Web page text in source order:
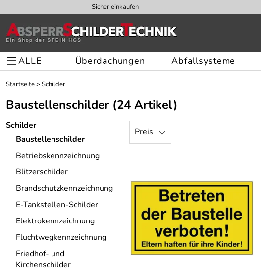
Sicher einkaufen
ALLE Überdachungen Abfallsysteme
Startseite> Schilder
Baustellenschilder(24 Artikel)
Schilder
Baustellenschilder
Betriebskennzeichnung
Blitzerschilder
Brandschutzkennzeichnung
E-Tankstellen-Schilder
Elektrokennzeichnung
Fluchtwegkennzeichnung
Friedhof- und
Kirchenschilder
Preis